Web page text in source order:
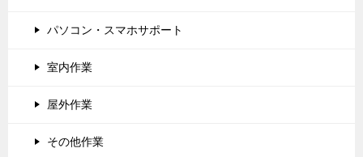
パソコン・スマホサポート
室内作業
屋外作業
その他作業